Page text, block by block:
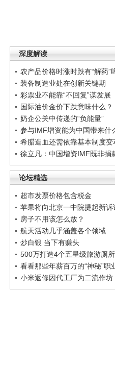
深度解读
农产品价格时涨时跌有“解药”
装备制造业处在创新关键期
彩票业不能靠“不回复”谋发展
国际油价金价下跌意味什么？
奶企公关中传递的“负能量”
参与IMF增资能为中国带来什
希腊造血还需依靠基本制度变
徐立凡：中国增资IMF既非捐
论坛精选
超市发票价格包含税金
苹果将向北京一中院提起新诉
房子不用该怎么放？
航天活动几乎涵盖各个领域
炒白银 当下有赚头
500万打造4个五星级旅游厕所
看看那些年薪百万的“神秘”职
小米返修因代工厂为二流作坊